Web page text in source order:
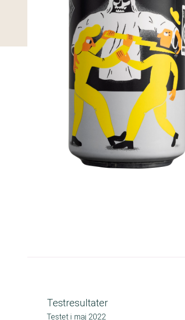
Testresultater
Testet i maj 2022